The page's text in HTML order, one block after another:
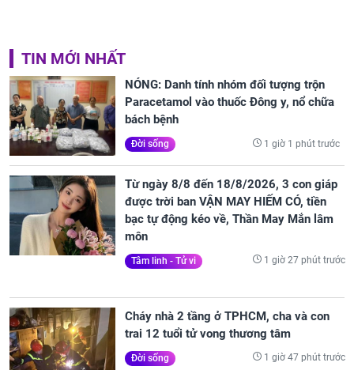
TIN MỚI NHẤT
NÓNG: Danh tính nhóm đối tượng trộn
Paracetamol vào thuốc Đông y, nổ chữa
bách bệnh
Đời sống 1 giờ 1 phút trước
Từ ngày 8/8 đến 18/8/2026, 3 con giáp
được trời ban VẬN MAY HIẾM CÓ, tiền
bạc tự động kéo về, Thần May Mắn lâm
môn
Tâm linh - Tử vi 1 giờ 27 phút trước
Cháy nhà 2 tầng ở TPHCM, cha và con
trai 12 tuổi tử vong thương tâm
Đời sống 1 giờ 47 phút trước